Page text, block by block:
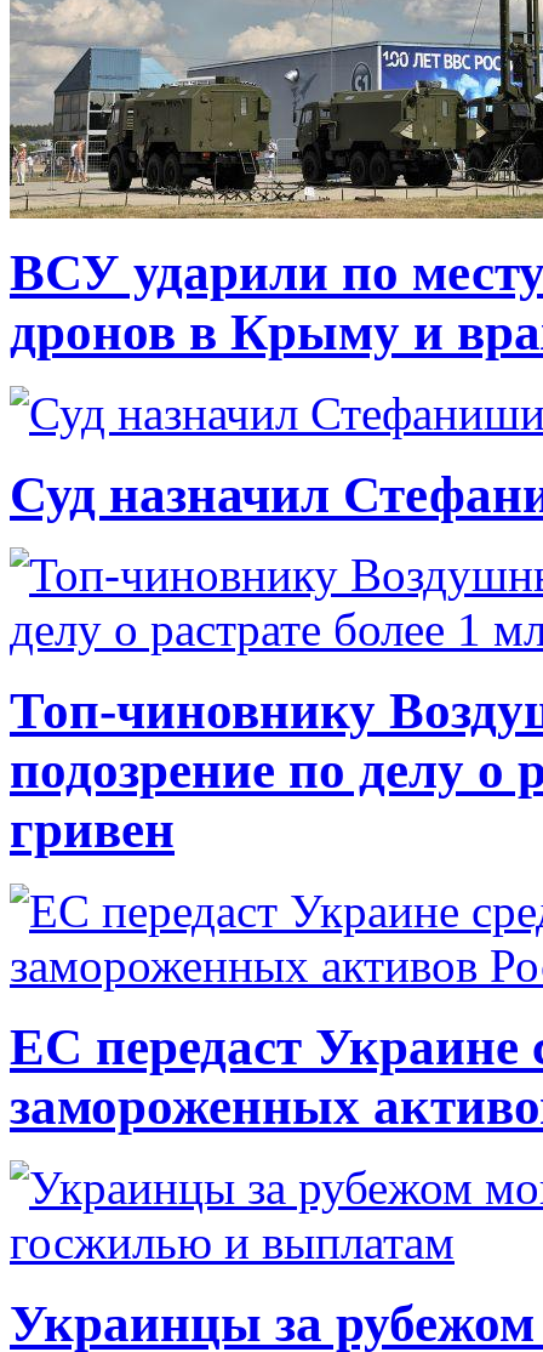
ВСУ ударили по
дронов в Крыму и
Суд назначил
Топ-чиновнику
подозрение по делу о
гривен
ЕС передаст Украине
замороженных
Украинцы за рубежом